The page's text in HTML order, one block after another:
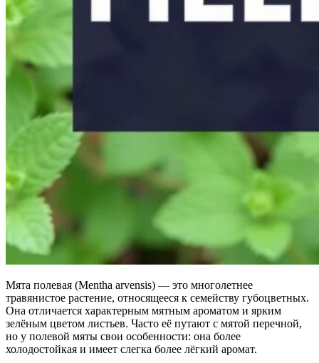
Мята полевая (Mentha arvensis) — это многолетнее
травянистое растение, относящееся к семейству губоцветных.
Она отличается характерным мятным ароматом и ярким
зелёным цветом листьев. Часто её путают с мятой перечной,
но у полевой мяты свои особенности: она более
холодостойкая и имеет слегка более лёгкий аромат.